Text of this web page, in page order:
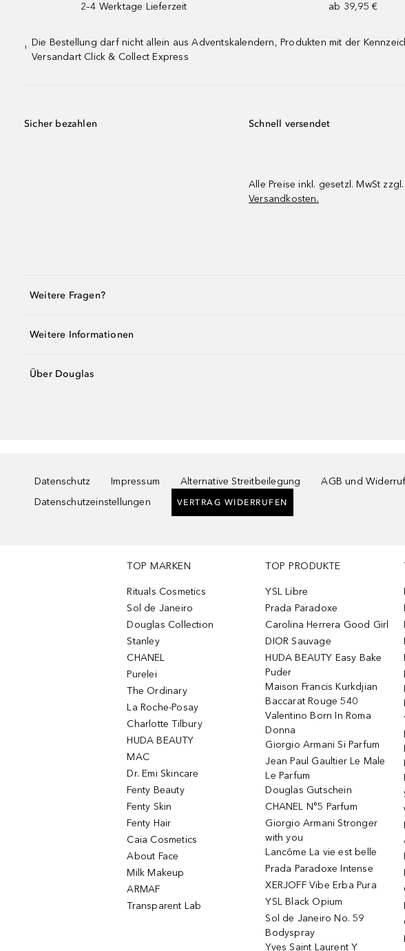
2–4 Werktage Lieferzeit
ab 39,95 €
¹
Die Bestellung darf nicht allein aus Adventskalendern, Produkten mit der
Versandart Click & Collect Express
Sicher bezahlen Schnell versendet
Alle Preise inkl. gesetzl. MwSt zzgl.
Versandkosten.
Weitere Fragen?
Weitere Informationen
Über Douglas
Datenschutz Impressum Alternative Streitbeilegung
AGB und
Datenschutzeinstellungen
VERTRAG WIDERRUFEN
TOP MARKEN
Rituals Cosmetics
Sol de Janeiro
Douglas Collection
Stanley
CHANEL
Purelei
The Ordinary
La Roche-Posay
Charlotte Tilbury
HUDA BEAUTY
MAC
Dr. Emi Skincare
Fenty Beauty
Fenty Skin
Fenty Hair
Caia Cosmetics
About Face
Milk Makeup
ARMAF
Transparent Lab
TOP PRODUKTE
YSL Libre
Prada Paradoxe
Carolina Herrera Good Girl
DIOR Sauvage
HUDA BEAUTY Easy Bake
Puder
Maison Francis Kurkdjian
Baccarat Rouge 540
Valentino Born In Roma
Donna
Giorgio Armani Si Parfum
Jean Paul Gaultier Le Male
Le Parfum
Douglas Gutschein
CHANEL N°5 Parfum
Giorgio Armani Stronger
with you
Lancôme La vie est belle
Prada Paradoxe Intense
XERJOFF Vibe Erba Pura
YSL Black Opium
Sol de Janeiro No. 59
Bodyspray
Yves Saint Laurent Y